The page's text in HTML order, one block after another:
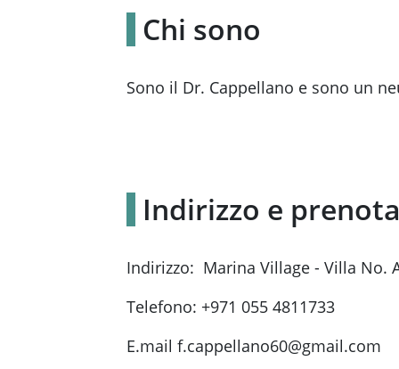
Chi sono
Sono il Dr. Cappellano e sono un
Indirizzo e
Indirizzo: Marina Village - Villa No.
Telefono: +971 055 4811733
E.mail f.cappellano60@gmail.com